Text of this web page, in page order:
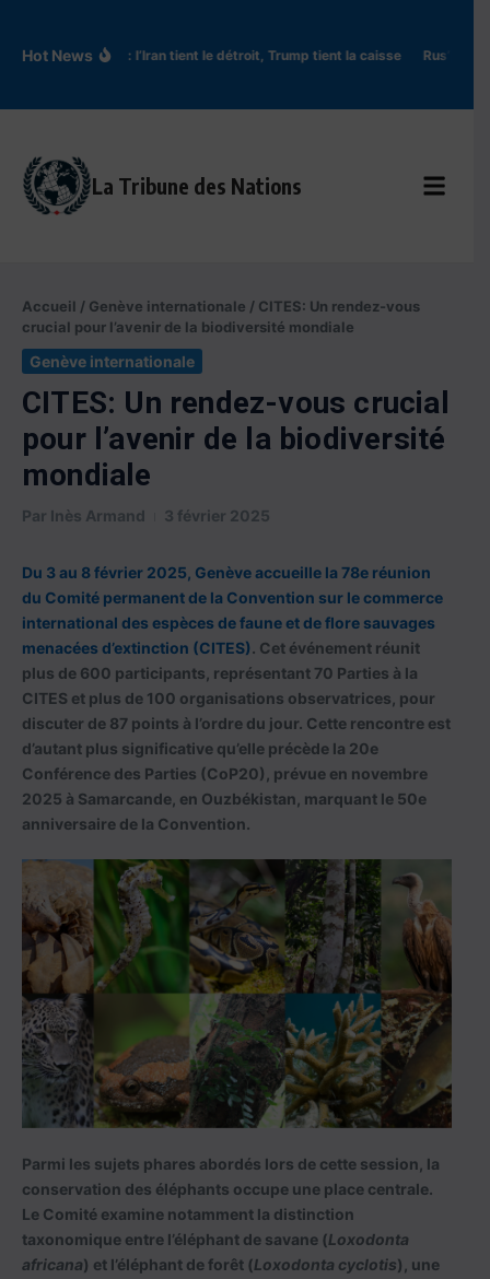
Hot NewsOrmuz : l’Iran tient le détroit, Trump tient la caisse Rus’ de
La Tribune des Nations
Accueil / Genève internationale / CITES: Un rendez-vous
crucial pour l’avenir de la biodiversité mondiale
Genève internationale
CITES: Un rendez-vous crucial
pour l’avenir de la biodiversité
mondiale
Par Inès Armand 3 février 2025
Du 3 au 8 février 2025, Genève accueille la 78e réunion
du Comité permanent de la Convention sur le commerce
international des espèces de faune et de flore sauvages
menacées d’extinction (CITES). Cet événement réunit
plus de 600 participants, représentant 70 Parties à la
CITES et plus de 100 organisations observatrices, pour
discuter de 87 points à l’ordre du jour. Cette rencontre est
d’autant plus significative qu’elle précède la 20e
Conférence des Parties (CoP20), prévue en novembre
2025 à Samarcande, en Ouzbékistan, marquant le 50e
anniversaire de la Convention.
Parmi les sujets phares abordés lors de cette session, la
conservation des éléphants occupe une place centrale.
Le Comité examine notamment la distinction
taxonomique entre l’éléphant de savane (Loxodonta
africana) et l’éléphant de forêt (Loxodonta cyclotis), une